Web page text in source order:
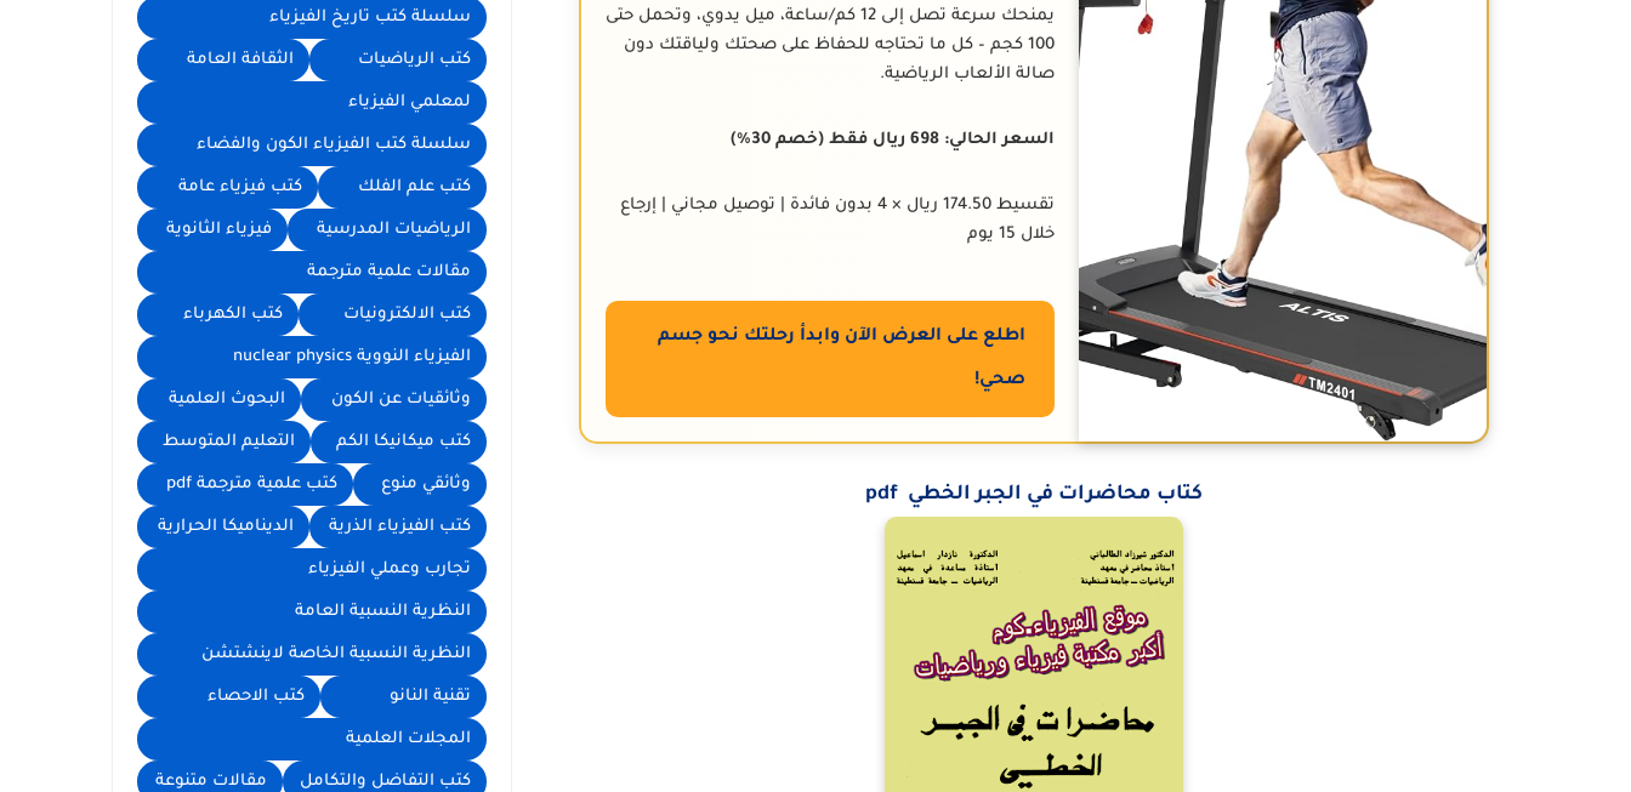
يمنحك سرعة تصل إلى 12 كم/ساعة، ميل يدوي، وتحمل حتى
100 كجم – كل ما تحتاجه للحفاظ على صحتك ولياقتك دون
صالة الألعاب الرياضية.
السعر الحالي: 698 ريال فقط (خصم 30%)
تقسيط 174.50 ريال × 4 بدون فائدة | توصيل مجاني | إرجاع
خلال 15 يوم
اطلع على العرض الآن وابدأ رحلتك نحو جسم
صحي!
كتاب محاضرات في الجبر الخطي pdf
سلسلة كتب تاريخ الفيزياء
كتب الرياضيات الثقافة العامة
لمعلمي الفيزياء
سلسلة كتب الفيزياء الكون والفضاء
كتب علم الفلك كتب فيزياء عامة
الرياضيات المدرسية فيزياء الثانوية
مقالات علمية مترجمة
كتب الالكترونيات كتب الكهرباء
الفيزياء النووية nuclear physics
وثائقيات عن الكون البحوث العلمية
كتب ميكانيكا الكم التعليم المتوسط
وثائقي منوع كتب علمية مترجمة pdf
كتب الفيزياء الذرية الديناميكا الحرارية
تجارب وعملي الفيزياء
النظرية النسبية العامة
النظرية النسبية الخاصة لاينشتشن
تقنية النانو كتب الاحصاء
المجلات العلمية
كتب التفاضل والتكامل مقالات متنوعة